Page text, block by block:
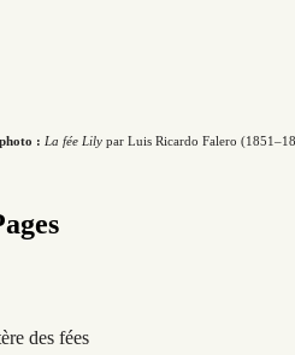
: La fée Lilypar Luis Ricardo Falero
des fées